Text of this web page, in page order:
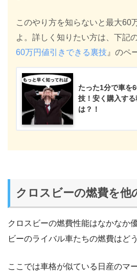
このやり方を知らないと最大60
よ。詳しく知りたい方は、下記
60万円値引きできる裏技 』のペ
たった1分で車を
技！安く購入す
は？！
クロスビーの燃費を他
クロスビーの燃費性能はなかなか
ビーのライバル車たちの燃費はど
ここでは車格が似ている日産のマ